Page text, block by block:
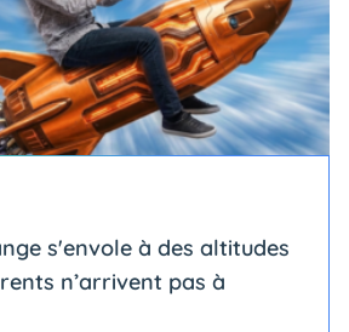
s'envole à des altitudes
n’arrivent pas à